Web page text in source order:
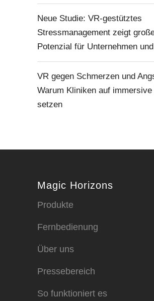
Neue Studie: VR-gestütztes
Stressmanagement zeigt
Potenzial für Unternehmen
VR gegen Schmerzen und
Warum Kliniken auf
setzen
Magic Horizons
Produkte
Fernbedienung
Über uns
Pressebereich
So funktioniert es